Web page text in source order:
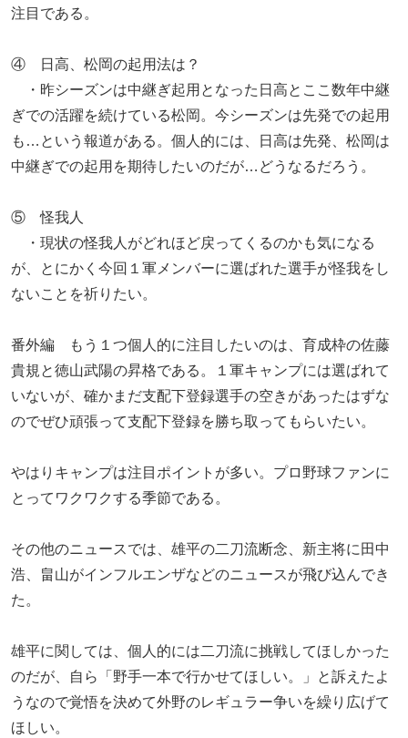
注目である。
④ 日高、松岡の起用法は？
・昨シーズンは中継ぎ起用となった日高とここ数年中継
ぎでの活躍を続けている松岡。今シーズンは先発での起用
も…という報道がある。個人的には、日高は先発、松岡は
中継ぎでの起用を期待したいのだが…どうなるだろう。
⑤ 怪我人
・現状の怪我人がどれほど戻ってくるのかも気になる
が、とにかく今回１軍メンバーに選ばれた選手が怪我をし
ないことを祈りたい。
番外編 もう１つ個人的に注目したいのは、育成枠の佐藤
貴規と徳山武陽の昇格である。１軍キャンプには選ばれて
いないが、確かまだ支配下登録選手の空きがあったはずな
のでぜひ頑張って支配下登録を勝ち取ってもらいたい。
やはりキャンプは注目ポイントが多い。プロ野球ファンに
とってワクワクする季節である。
その他のニュースでは、雄平の二刀流断念、新主将に田中
浩、畠山がインフルエンザなどのニュースが飛び込んでき
た。
雄平に関しては、個人的には二刀流に挑戦してほしかった
のだが、自ら「野手一本で行かせてほしい。」と訴えたよ
うなので覚悟を決めて外野のレギュラー争いを繰り広げて
ほしい。